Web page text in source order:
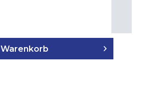
Warenkorb